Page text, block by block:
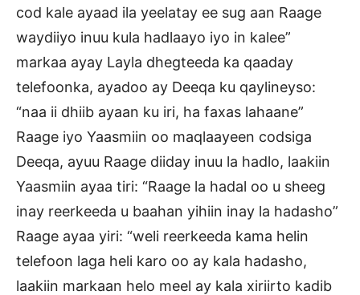
cod kale ayaad ila yeelatay ee sug aan Raage
waydiiyo inuu kula hadlaayo iyo in kalee”
markaa ayay Layla dhegteeda ka qaaday
telefoonka, ayadoo ay Deeqa ku qaylineyso:
“naa ii dhiib ayaan ku iri, ha faxas lahaane”
Raage iyo Yaasmiin oo maqlaayeen codsiga
Deeqa, ayuu Raage diiday inuu la hadlo, laakiin
Yaasmiin ayaa tiri: “Raage la hadal oo u sheeg
inay reerkeeda u baahan yihiin inay la hadasho”
Raage ayaa yiri: “weli reerkeeda kama helin
telefoon laga heli karo oo ay kala hadasho,
laakiin markaan helo meel ay kala xiriirto kadib